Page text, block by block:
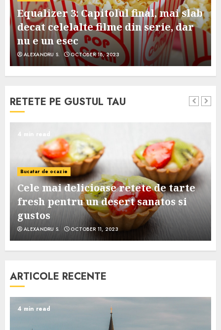
Equalizer 3: Capitolul final, mai slab
decat celelalte filme din serie, dar
nu e un esec
ALEXANDRU S. OCTOBER 18, 2023
RETETE PE GUSTUL TAU
4 min read
Bucatar de ocazie
Cele mai delicioase retete de tarte
fresh pentru un desert sanatos si
gustos
ALEXANDRU S. OCTOBER 11, 2023
ARTICOLE RECENTE
4 min read